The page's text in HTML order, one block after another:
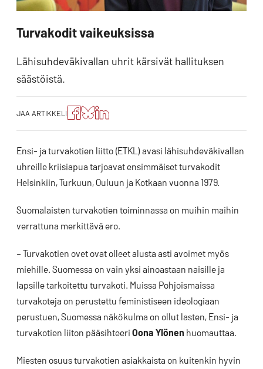
Turvakodit vaikeuksissa
Lähisuhdeväkivallan uhrit kärsivät hallituksen
säästöistä.
JAA ARTIKKELI
Jaa
artikkeli
Facebookissa
Jaa
artikkeli
Blueskyssa
Jako:
Jaa
artikkeli
Ensi- ja turvakotien liitto (ETKL) avasi lähisuhdeväkivallan
uhreille kriisiapua tarjoavat ensimmäiset turvakodit
Helsinkiin, Turkuun, Ouluun ja Kotkaan vuonna 1979.
Suomalaisten turvakotien toiminnassa on muihin maihin
verrattuna merkittävä ero.
– Turvakotien ovet ovat olleet alusta asti avoimet myös
miehille. Suomessa on vain yksi ainoastaan naisille ja
lapsille tarkoitettu turvakoti. Muissa Pohjoismaissa
turvakoteja on perustettu feministiseen ideologiaan
perustuen, Suomessa näkökulma on ollut lasten, Ensi- ja
turvakotien liiton pääsihteeri Oona Ylönen huomauttaa.
Miesten osuus turvakotien asiakkaista on kuitenkin hyvin